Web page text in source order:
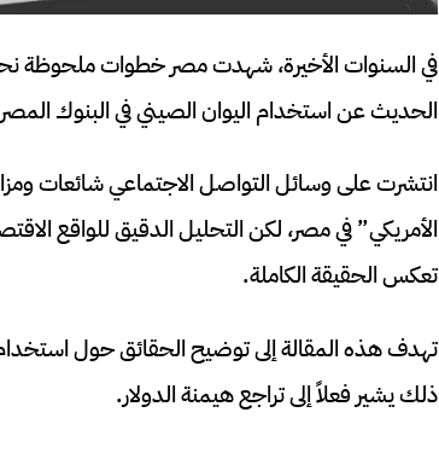
في السنوات الأخيرة، شهدت مصر خطوات ملحوظة نحو
الحديث عن استخدام اليوان الصيني في البنوك
انتشرت على وسائل التواصل الاجتماعي شائعات
الأمريكي” في مصر، لكن التحليل الدقيق للواقع
تعكس الحقيقة الكاملة.
تهدف هذه المقالة إلى توضيح الحقائق حول
ذلك يشير فعلاً إلى تراجع هيمنة الدولار.